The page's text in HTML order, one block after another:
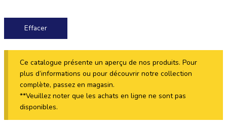
Effacer
Ce catalogue présente un aperçu de nos produits. Pour
plus d’informations ou pour découvrir notre collection
complète, passez en magasin.
**Veuillez noter que les achats en ligne ne sont pas
disponibles.